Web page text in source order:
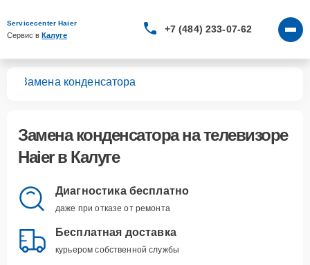
Servicecenter Haier
Сервис в Калуге
+7 (484) 233-07-62
Замена конденсатора
Замена конденсаторана телевизоре
Haier в Калуге
Диагностика бесплатно
даже при отказе от ремонта
Бесплатная доставка
курьером собственной службы